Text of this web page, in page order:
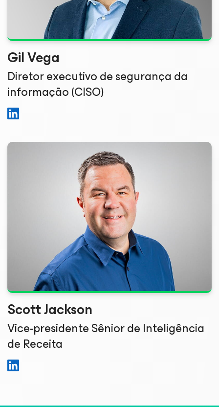
Gil Vega
Diretor executivo de segurança da
informação (CISO)
Scott Jackson
Vice-presidente Sênior de Inteligência
de Receita